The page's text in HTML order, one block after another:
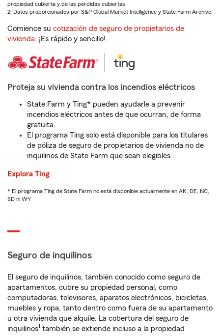
propiedad cubierta y de las pérdidas cubiertas.
2. Datos proporcionados por S&P Global Market Intelligence y State Farm Archive.
Comience su cotización de seguro de propietarios de
vivienda. ¡Es rápido y sencillo!
Proteja su vivienda contra los incendios eléctricos
State Farm y Ting* pueden ayudarle a prevenir
incendios eléctricos antes de que ocurran, de forma
gratuita.
El programa Ting solo está disponible para los titulares
de póliza de seguro de propietarios de vivienda no de
inquilinos de State Farm que sean elegibles.
Explora Ting
* El programa Ting de State Farm no está disponible actualmente en AK, DE, NC,
SD ni WY
Seguro de inquilinos
El seguro de inquilinos, también conocido como seguro de
apartamentos, cubre su propiedad personal, como
computadoras, televisores, aparatos electrónicos, bicicletas,
muebles y ropa, tanto dentro como fuera de su apartamento
u otra vivienda que alquile. La cobertura del seguro de
inquilinos1 también se extiende incluso a la propiedad